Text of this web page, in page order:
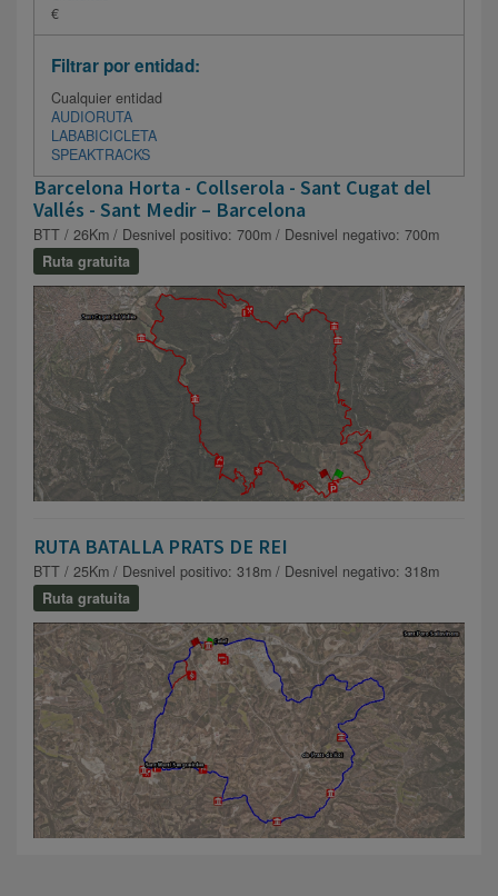
€
Filtrar por entidad:
Cualquier entidad
AUDIORUTA
LABABICICLETA
SPEAKTRACKS
Barcelona Horta - Collserola - Sant Cugat del
Vallés - Sant Medir – Barcelona
BTT / 26Km / Desnivel positivo: 700m / Desnivel negativo: 700m
Ruta gratuita
RUTA BATALLA PRATS DE REI
BTT / 25Km / Desnivel positivo: 318m / Desnivel negativo: 318m
Ruta gratuita